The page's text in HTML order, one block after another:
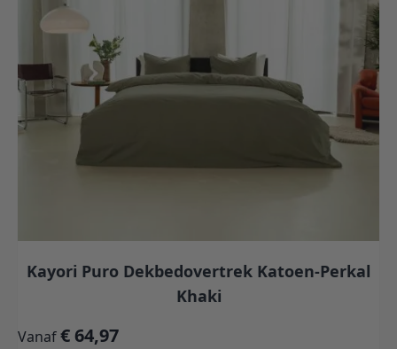
Kayori Puro Dekbedovertrek Katoen-Perkal
Khaki
Vanaf€ 64,97